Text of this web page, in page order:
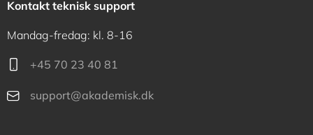
Kontakt teknisk support
Mandag-fredag: kl. 8-16
+45 70 23 40 81
support@akademisk.dk